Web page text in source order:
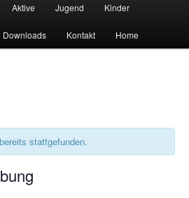
Aktive Jugend Kinder
Downloads Kontakt Home
stattgefunden.